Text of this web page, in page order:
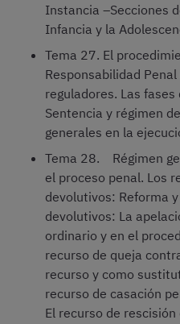
Instancia –Secciones
Infancia y la
Tema 27. El
Responsabilidad
reguladores. Las
Sentencia y régimen
generales en la
Tema 28. Régimen
el proceso penal. Los
devolutivos: Reforma
devolutivos: La
ordinario y en el
recurso de queja
recurso y como
recurso de casación
El recurso de